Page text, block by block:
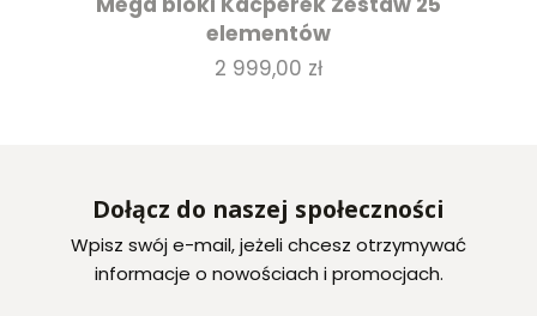
elementów
Cena
2 999,00 zł
Dołącz do naszej społeczności
Wpisz swój e-mail, jeżeli chcesz otrzymywać
informacje o nowościach i promocjach.